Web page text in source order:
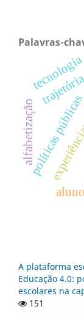
Palavras-
políticas
alfabetização
tecnologia
A plataforma
Educação 4.0:
escolares na
151